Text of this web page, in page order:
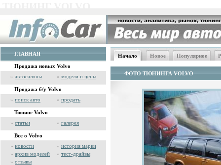
ГЛАВНАЯ
Продажа новых Volvo
» автосалоны » модели и цены
Продажа б/у Volvo
» поиск авто » продать
Тюнинг Volvo
» статьи » галерея
Все о Volvo
» новости » история марки
» архив моделей » тест-драйвы
» отзывы
Начало Новое Популярное
ФОТО ТЮНИНГА VOLVO